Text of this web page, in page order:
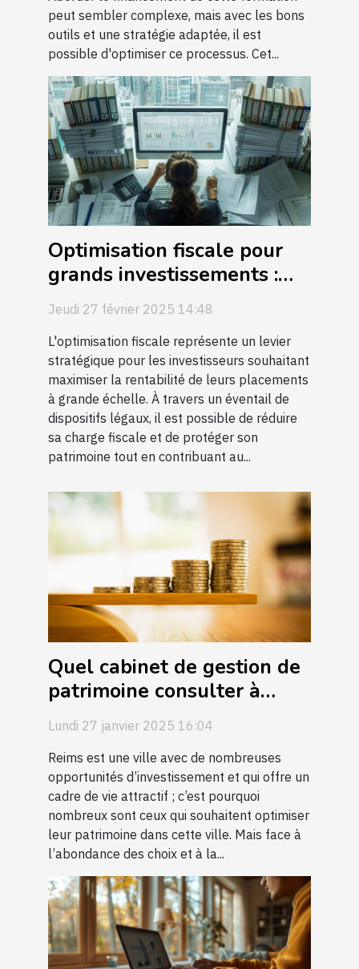
peut sembler complexe, mais avec les bons
outils et une stratégie adaptée, il est
possible d'optimiser ce processus. Cet...
Optimisation fiscale pour
grands investissements :
guide pratique
Jeudi 27 février 2025 14:48
L'optimisation fiscale représente un levier
stratégique pour les investisseurs souhaitant
maximiser la rentabilité de leurs placements
à grande échelle. À travers un éventail de
dispositifs légaux, il est possible de réduire
sa charge fiscale et de protéger son
patrimoine tout en contribuant au...
Quel cabinet de gestion de
patrimoine consulter à
Reims ?
Lundi 27 janvier 2025 16:04
Reims est une ville avec de nombreuses
opportunités d’investissement et qui offre un
cadre de vie attractif ; c’est pourquoi
nombreux sont ceux qui souhaitent optimiser
leur patrimoine dans cette ville. Mais face à
l’abondance des choix et à la...